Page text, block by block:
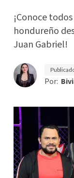
¡Conoce
hondureño
Juan Gabriel!
Por: